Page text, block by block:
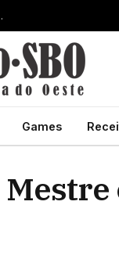
pós-pandemia
Games